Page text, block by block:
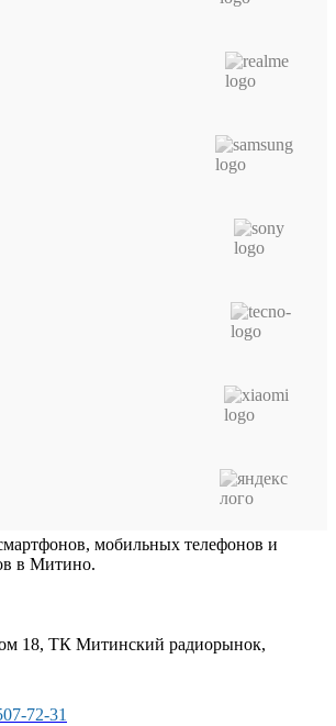
мобильных телефонов и
в Митино.
18, ТК Митинский радиорынок,
72-31